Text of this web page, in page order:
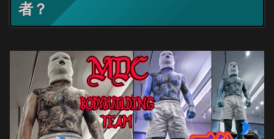
者？